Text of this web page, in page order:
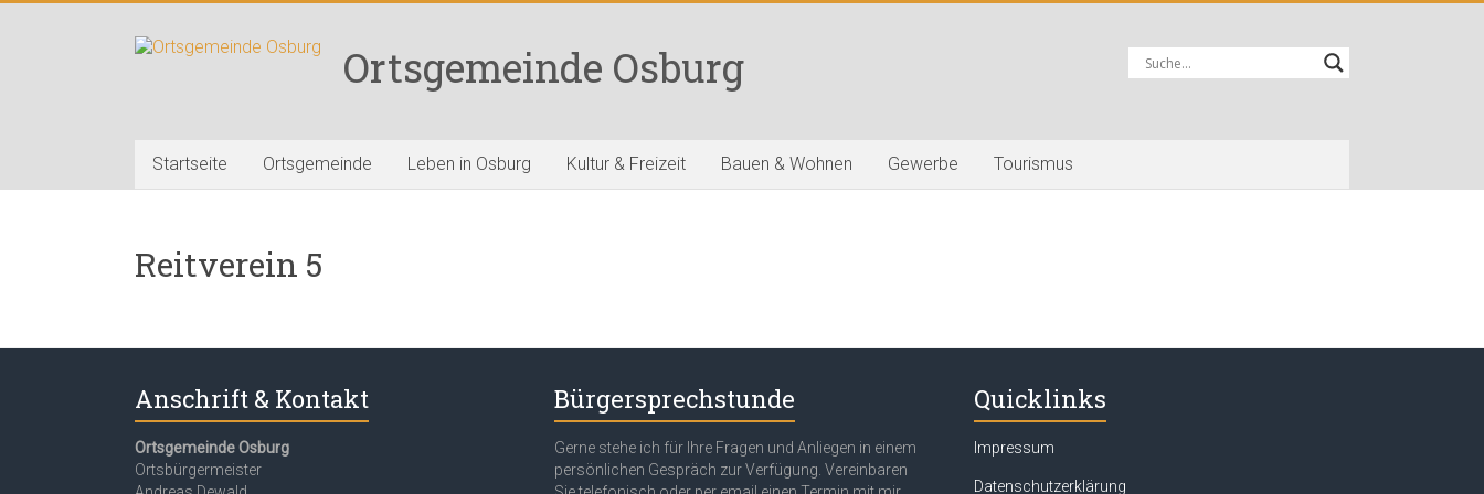
Ortsgemeinde Osburg
Startseite Ortsgemeinde Leben in Osburg Kultur & Freizeit Bauen & Wohnen Gewerbe Tourismus
Reitverein 5
Anschrift & Kontakt
Ortsgemeinde Osburg
Ortsbürgermeister
Bürgersprechstunde
Gerne stehe ich für Ihre Fragen und Anliegen in einem
persönlichen Gespräch zur Verfügung. Vereinbaren
Quicklinks
Impressum
Datenschutzerklärung